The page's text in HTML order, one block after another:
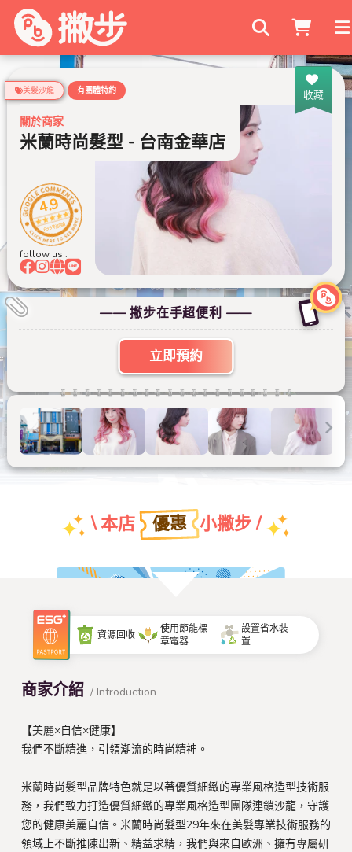
搜尋商家
收藏
美髮沙龍 有團體特約
關於商家
米蘭時尚髮型 - 台南金華店 米蘭時尚
4.9
699 則評論
follow us :
—— 撇步在手超便利 ——
立即預約
\ 本店 優惠 小撇步 /
團體特約折扣優惠
查看本店特約名單
資源回收
使用節能標
章電器
設置省水裝
置
商家介紹 / Introduction
【美麗×自信×健康】
我們不斷精進，引領潮流的時尚精神。
米蘭時尚髮型品牌特色就是以著優質細緻的專業風格造型技術服
務，我們致力打造優質細緻的專業風格造型團隊連鎖沙龍，守護
您的健康美麗自信。米蘭時尚髮型29年來在美髮專業技術服務的
領域上不斷推陳出新、精益求精，我們與來自歐洲、擁有專屬研